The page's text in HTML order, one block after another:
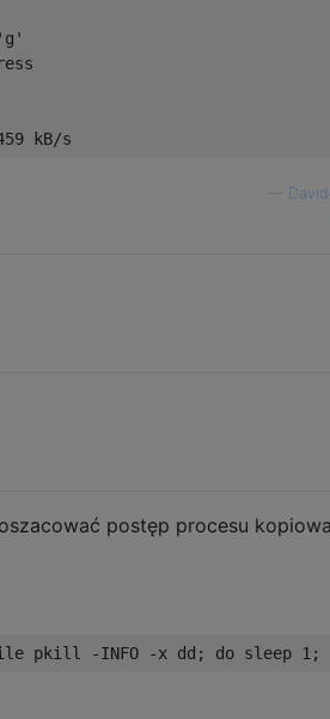
kB/s
postęp procesu
pkill -INFO -x dd ; do sleep 1 ;